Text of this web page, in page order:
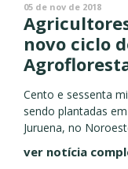
05 de nov de 2018
novo ciclo
Cento e sessenta
sendo plantadas
Juruena, no
produzidas pelo
desenvolvido pela...
ver notícia